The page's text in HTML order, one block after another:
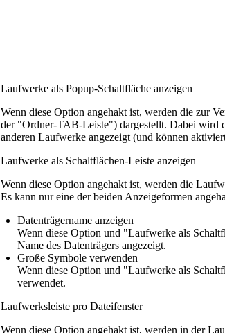
Laufwerke als Popup-Schaltfläche anzeigen
Wenn diese Option angehakt ist, werden die zur
der "Ordner-TAB-Leiste") dargestellt. Dabei wird
anderen Laufwerke angezeigt (und können
Laufwerke als Schaltflächen-Leiste anzeigen
Wenn diese Option angehakt ist, werden die
Es kann nur eine der beiden Anzeigeformen
Datenträgername anzeigen
Wenn diese Option und "Laufwerke als
Name des Datenträgers angezeigt.
Große Symbole verwenden
Wenn diese Option und "Laufwerke als
verwendet.
Laufwerksleiste pro Dateifenster
Wenn diese Option angehakt ist, werden in der